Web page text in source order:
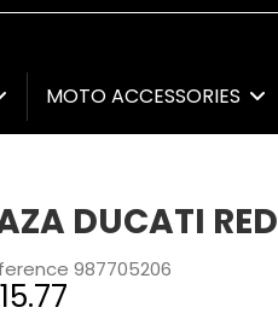
MOTO ACCESSORIES
DUCATI RED
987705206